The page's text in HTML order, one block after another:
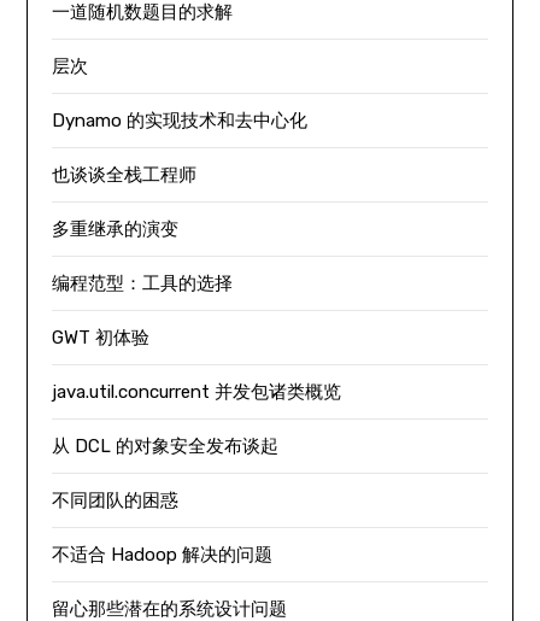
一道随机数题目的求解
层次
Dynamo 的实现技术和去中心化
也谈谈全栈工程师
多重继承的演变
编程范型：工具的选择
GWT 初体验
java.util.concurrent 并发包诸类概览
从 DCL 的对象安全发布谈起
不同团队的困惑
不适合 Hadoop 解决的问题
留心那些潜在的系统设计问题